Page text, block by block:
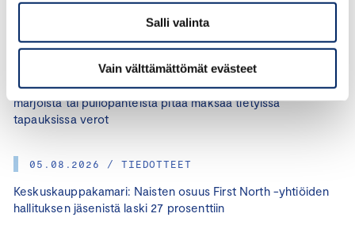
Salli valinta
Vain välttämättömät evästeet
Keskuskauppakamari: Moni ei tiedä, että poimituista
marjoista tai pullopanteista pitää maksaa tietyissä
tapauksissa verot
05.08.2026 / TIEDOTTEET
Keskuskauppakamari: Naisten osuus First North -yhtiöiden
hallituksen jäsenistä laski 27 prosenttiin